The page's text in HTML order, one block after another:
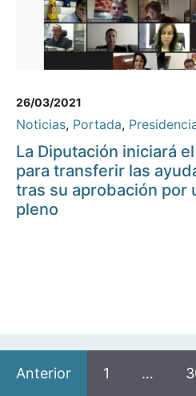
26/03/2021
Noticias, Portada,
La Diputación iniciará
para transferir las
tras su aprobación por
pleno
Anterior 1 …